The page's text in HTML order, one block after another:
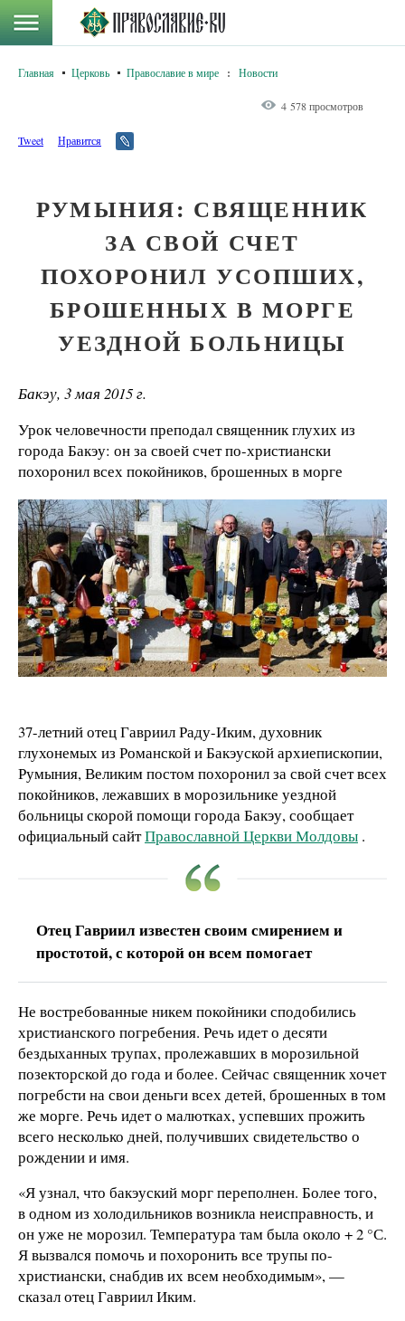
Главная Церковь Православие в мире : Новости
4 578 просмотров
Tweet Нравится
РУМЫНИЯ: СВЯЩЕННИК
ЗА СВОЙ СЧЕТ
ПОХОРОНИЛ УСОПШИХ,
БРОШЕННЫХ В МОРГЕ
УЕЗДНОЙ БОЛЬНИЦЫ
Бакэу, 3 мая 2015 г.
Урок человечности преподал священник глухих из
города Бакэу: он за своей счет по-христиански
похоронил всех покойников, брошенных в морге
37-летний отец Гавриил Раду-Иким, духовник
глухонемых из Романской и Бакэуской архиепископии,
Румыния, Великим постом похоронил за свой счет всех
покойников, лежавших в морозильнике уездной
больницы скорой помощи города Бакэу, сообщает
официальный сайтПравославной Церкви Молдовы .
Отец Гавриил известен своим смирением и
простотой, с которой он всем помогает
Не востребованные никем покойники сподобились
христианского погребения. Речь идет о десяти
бездыханных трупах, пролежавших в морозильной
позекторской до года и более. Сейчас священник хочет
погребсти на свои деньги всех детей, брошенных в том
же морге. Речь идет о малютках, успевших прожить
всего несколько дней, получивших свидетельство о
рождении и имя.
«Я узнал, что бакэуский морг переполнен. Более того,
в одном из холодильников возникла неисправность, и
он уже не морозил. Температура там была около + 2 °С.
Я вызвался помочь и похоронить все трупы по-
христиански, снабдив их всем необходимым», —
сказал отец Гавриил Иким.